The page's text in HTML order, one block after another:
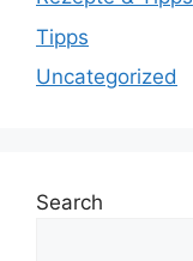
Tipps
Uncategorized
Search